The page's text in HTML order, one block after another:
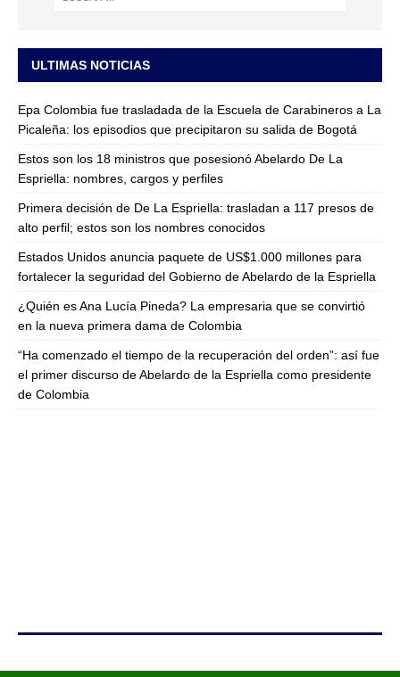
ULTIMAS NOTICIAS
Epa Colombia fue trasladada de la Escuela de Carabineros a La
Picaleña: los episodios que precipitaron su salida de Bogotá
Estos son los 18 ministros que posesionó Abelardo De La
Espriella: nombres, cargos y perfiles
Primera decisión de De La Espriella: trasladan a 117 presos de
alto perfil; estos son los nombres conocidos
Estados Unidos anuncia paquete de US$1.000 millones para
fortalecer la seguridad del Gobierno de Abelardo de la Espriella
¿Quién es Ana Lucía Pineda? La empresaria que se convirtió
en la nueva primera dama de Colombia
“Ha comenzado el tiempo de la recuperación del orden”: así fue
el primer discurso de Abelardo de la Espriella como presidente
de Colombia